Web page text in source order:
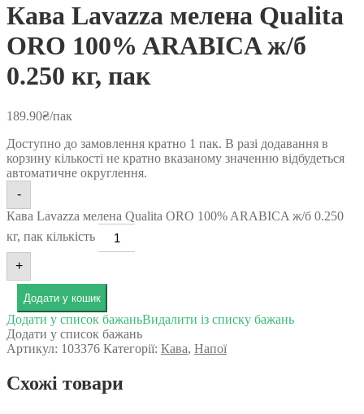
Кава Lavazza мелена Qualita
ORO 100% ARABICA ж/б
0.250 кг, пак
189.90₴/пак
Доступно до замовлення кратно 1 пак. В разі додавання в
корзину кількості не кратно вказаному значенню відбудеться
автоматичне округлення.
-
Кава Lavazza мелена Qualita ORO 100% ARABICA ж/б 0.250
кг, пак кількість
+
Додати у кошик
Додати у список бажаньВидалити із списку бажань
Додати у список бажань
Артикул: 103376 Категорії: Кава, Напої
Схожі товари